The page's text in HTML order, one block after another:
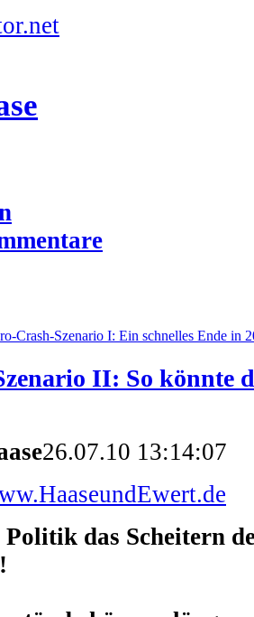
Crash-Szenario I: Ein schnelles Ende in
II: So könnte
26.07.10 13:14:07
Politik das Scheitern